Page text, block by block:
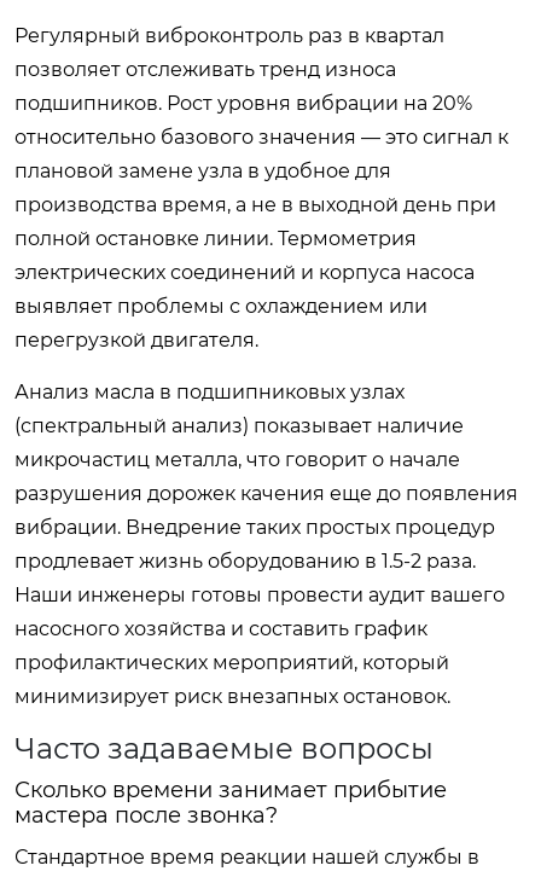
Регулярный виброконтроль раз в квартал
позволяет отслеживать тренд износа
подшипников. Рост уровня вибрации на 20%
относительно базового значения — это сигнал к
плановой замене узла в удобное для
производства время, а не в выходной день при
полной остановке линии. Термометрия
электрических соединений и корпуса насоса
выявляет проблемы с охлаждением или
перегрузкой двигателя.
Анализ масла в подшипниковых узлах
(спектральный анализ) показывает наличие
микрочастиц металла, что говорит о начале
разрушения дорожек качения еще до появления
вибрации. Внедрение таких простых процедур
продлевает жизнь оборудованию в 1.5-2 раза.
Наши инженеры готовы провести аудит вашего
насосного хозяйства и составить график
профилактических мероприятий, который
минимизирует риск внезапных остановок.
Часто задаваемые вопросы
Сколько времени занимает прибытие
мастера после звонка?
Стандартное время реакции нашей службы в